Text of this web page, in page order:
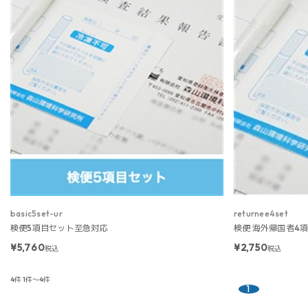
basic5set-ur
検便5項目セット至急対応
¥5,760税込
returnee4set
検便 海外帰国者4
¥2,750税込
4件1件～4件
1